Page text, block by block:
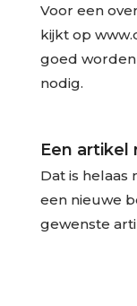
Voor een
kijkt op
goed
nodig.
Een artikel
Dat is helaas
een nieuwe
gewenste